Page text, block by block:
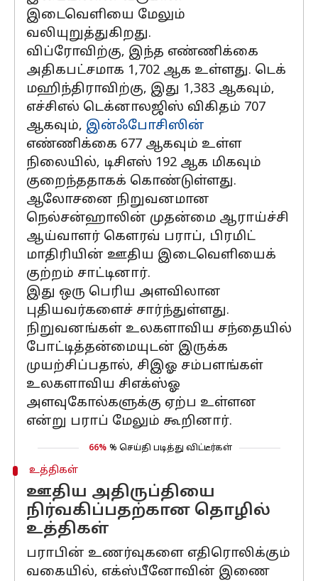
இடைவெளியை மேலும்
வலியுறுத்துகிறது.
விப்ரோவிற்கு, இந்த எண்ணிக்கை
அதிகபட்சமாக 1,702 ஆக உள்ளது. டெக்
மஹிந்திராவிற்கு, இது 1,383 ஆகவும்,
எச்சிஎல் டெக்னாலஜிஸ் விகிதம் 707
ஆகவும், இன்ஃபோசிஸின்
எண்ணிக்கை 677 ஆகவும் உள்ள
நிலையில், டிசிஎஸ் 192 ஆக மிகவும்
குறைந்ததாகக் கொண்டுள்ளது.
ஆலோசனை நிறுவனமான
நெல்சன்ஹாலின் முதன்மை ஆராய்ச்சி
ஆய்வாளர் கௌரவ் பராப், பிரமிட்
மாதிரியின் ஊதிய இடைவெளியைக்
குற்றம் சாட்டினார்.
இது ஒரு பெரிய அளவிலான
புதியவர்களைச் சார்ந்துள்ளது.
நிறுவனங்கள் உலகளாவிய சந்தையில்
போட்டித்தன்மையுடன் இருக்க
முயற்சிப்பதால், சிஇஓ சம்பளங்கள்
உலகளாவிய சிஎக்ஸ்ஓ
அளவுகோல்களுக்கு ஏற்ப உள்ளன
என்று பராப் மேலும் கூறினார்.
66% % செய்தி படித்து விட்டீர்கள்
உத்திகள்
ஊதிய அதிருப்தியை
நிர்வகிப்பதற்கான தொழில்
உத்திகள்
பராபின் உணர்வுகளை எதிரொலிக்கும்
வகையில், எக்ஸ்பீனோவின் இணை